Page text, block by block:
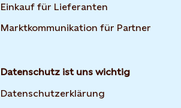
Einkauf für Lieferanten
Marktkommunikation für Partner
Datenschutz ist uns wichtig
Datenschutzerklärung